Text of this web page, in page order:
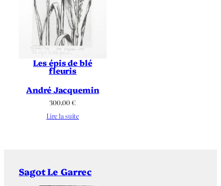
Les épis de blé
fleuris
André Jacquemin
300.00€
Lire la suite
Sagot Le Garrec